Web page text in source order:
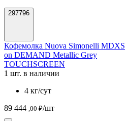
297796
Кофемолка Nuova Simonelli MDXS
on DEMAND Metallic Grey
TOUCHSCREEN
1 шт. в наличии
4 кг/сут
89 444 ,00 ₽/шт